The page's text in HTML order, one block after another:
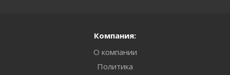
Компания:
О компании
Политика